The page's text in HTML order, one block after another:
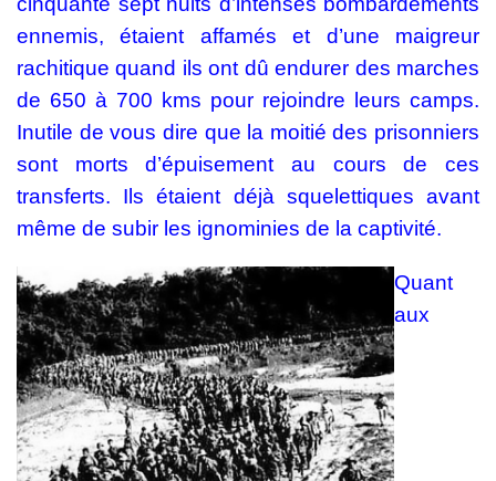
ennemis, étaient affamés et d’une maigreur
rachitique quand ils ont dû endurer des marches
de 650 à 700 kms pour rejoindre leurs camps.
Inutile de vous dire que la moitié des prisonniers
sont morts d’épuisement au cours de ces
transferts. Ils étaient déjà squelettiques avant
même de subir les ignominies de la captivité.
Quant
aux